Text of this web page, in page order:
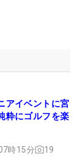
アイベントに宮
粋にゴルフを楽
時15分 19